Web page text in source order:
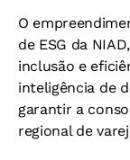
O
de ESG da
inclusão e
inteligência de
garantir a
regional de